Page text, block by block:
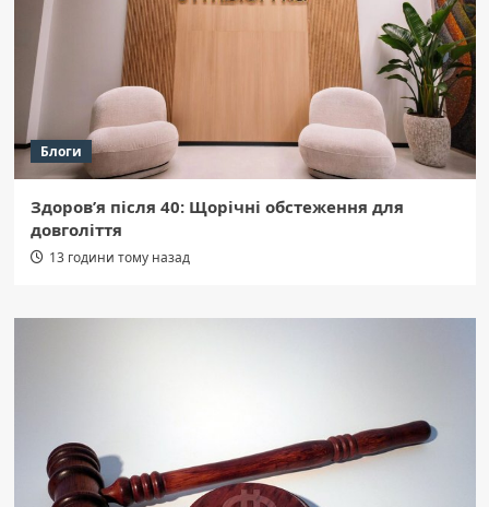
Блоги
Здоров’я після 40: Щорічні обстеження для
довголіття
13 години тому назад